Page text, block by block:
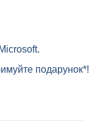
подарунок*!